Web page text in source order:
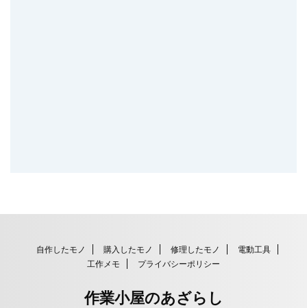
自作したモノ 購入したモノ 修理したモノ
電動工具
工作メモ
プライバシーポリシー
作業小屋のあざらし